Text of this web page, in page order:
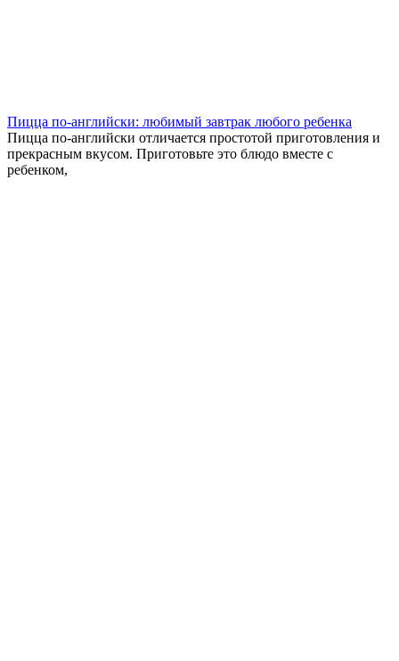
Пицца по-английски: любимый завтрак любого ребенка
Пицца по-английски отличается простотой приготовления и
прекрасным вкусом. Приготовьте это блюдо вместе с
ребенком,